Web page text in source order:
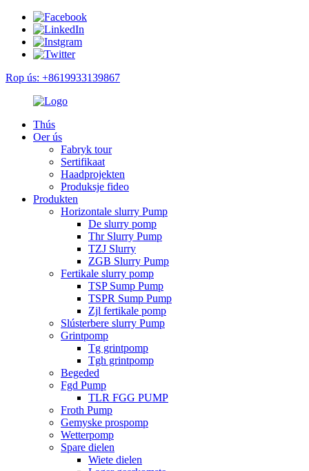
Rop ús: +8619933139867
Thús
Oer ús
Fabryk tour
Sertifikaat
Haadprojekten
Produksje fideo
Produkten
Horizontale slurry Pump
De slurry pomp
Thr Slurry Pump
TZJ Slurry
ZGB Slurry Pump
Fertikale slurry pomp
TSP Sump Pump
TSPR Sump Pump
Zjl fertikale pomp
Slústerbere slurry Pump
Grintpomp
Tg grintpomp
Tgh grintpomp
Begeded
Fgd Pump
TLR FGG PUMP
Froth Pump
Gemyske prospomp
Wetterpomp
Spare dielen
Wiete dielen